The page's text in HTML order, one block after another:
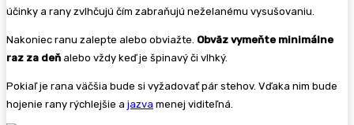
účinky a rany zvlhčujú čím zabraňujú neželanému vysušovaniu.
Nakoniec ranu zalepte alebo obviažte. Obväz vymeňte minimálne
raz za deň alebo vždy keď je špinavý či vlhký.
Pokiaľ je rana väčšia bude si vyžadovať pár stehov. Vďaka nim bude
hojenie rany rýchlejšie a jazva menej viditeľná.